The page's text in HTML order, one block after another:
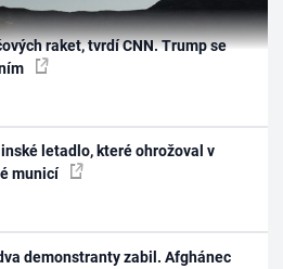
raket, tvrdí CNN. Trump se
letadlo, které ohrožoval v
municí
demonstranty zabil. Afghánec